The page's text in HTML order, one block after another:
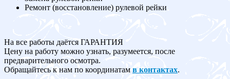
Ремонт (восстановление) рулевой рейки
На все работы даётся ГАРАНТИЯ
Цену на работу можно узнать, разумеется, после
предварительного осмотра.
Обращайтесь к нам по координатам в контактах.